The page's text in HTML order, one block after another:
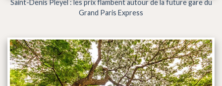
Saint-Denis Pleyel : les prix flambent autour de la future gare du
Grand Paris Express